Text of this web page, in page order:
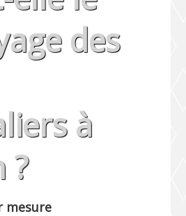
des
à
?
mesure